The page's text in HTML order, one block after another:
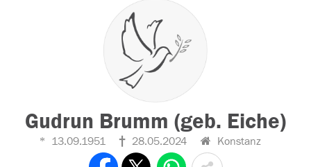
Gudrun Brumm (geb. Eiche)
13.09.1951 28.05.2024 Konstanz